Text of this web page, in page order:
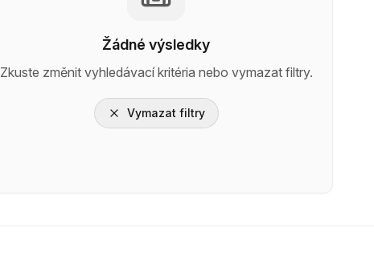
Žádné výsledky
Zkuste změnit vyhledávací kritéria nebo vymazat filtry.
Vymazat filtry